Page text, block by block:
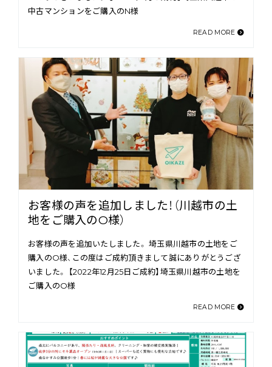
中古マンションをご購入のN様
READ MORE
お客様の声を追加しました！（川越市の土
地をご購入のO様）
お客様の声を追加いたしました。 埼玉県川越市の土地をご
購入のO様、この度はご成約頂きまして誠にありがとうござ
いました。 【2022年12月25日ご成約】埼玉県川越市の土地を
ご購入のO様
READ MORE